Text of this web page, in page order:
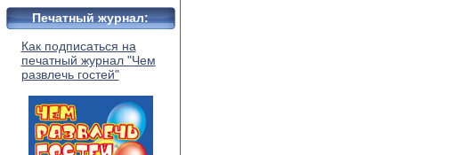
Печатный журнал:
Как подписаться на
печатный журнал "Чем
развлечь гостей"